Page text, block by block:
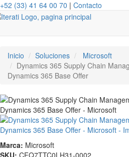
+52 (33) 41 64 00 70 | Contacto
Inicio Soluciones
Microsoft
Dynamics 365 Supply Chain
Dynamics 365 Base Offer
Marca: Microsoft
SKU: CFQ7TTC0LH31-0002